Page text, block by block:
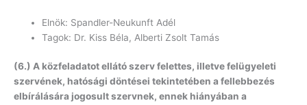
Elnök: Spandler-Neukunft Adél
Tagok: Dr. Kiss Béla, Alberti Zsolt Tamás
(6.) A közfeladatot ellátó szerv felettes, illetve felügyeleti
szervének, hatósági döntései tekintetében a fellebbezés
elbírálására jogosult szervnek, ennek hiányában a